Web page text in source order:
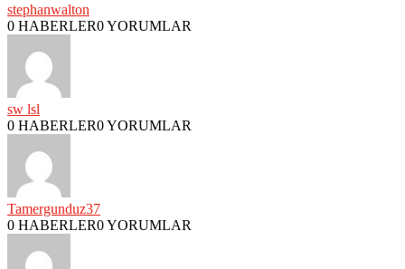
stephanwalton
0 HABERLER0 YORUMLAR
sw lsl
0 HABERLER0 YORUMLAR
Tamergunduz37
0 HABERLER0 YORUMLAR